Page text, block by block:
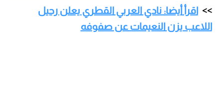
اقرأ أيضا: نادي العربي القطري يعلن رحيل
اللاعب يزن النعيمات عن صفوفه